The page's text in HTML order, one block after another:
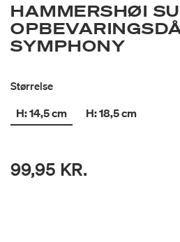
HAMMERSHØI
SYMPHONY
Størrelse
H: 14,5 cm
H: 18,5 cm
99,95 KR.